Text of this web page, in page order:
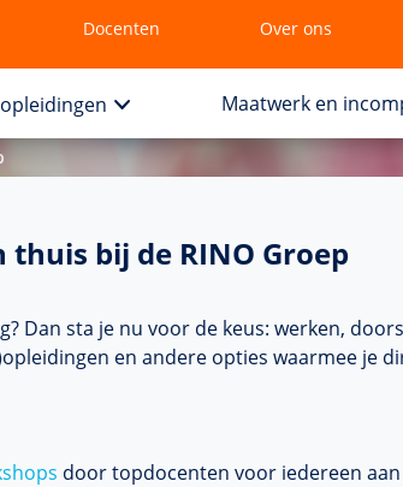
Docenten Over ons
Maatwerk en
bij de RINO Groep
Dan sta je nu voor de keus: werken,
en andere opties waarmee je
door topdocenten voor iedereen